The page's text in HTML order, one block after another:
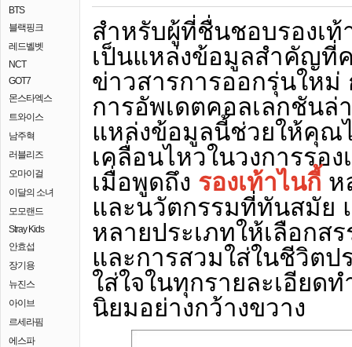
BTS
블랙핑크
레드벨벳
NCT
GOT7
몬스타엑스
트와이스
남주혁
러블리즈
오마이걸
이달의 소녀
모모랜드
Stray Kids
안효섭
장기용
뉴진스
아이브
르세라핌
에스파
สำหรับผู้ที่ชื่นชอบรองเ
เป็นแหล่งข้อมูลสำคัญที่
ข่าวสารการออกรุ่นให
การอัพเดตคอลเลกชันล่
แหล่งข้อมูลนี้ช่วยให้คุณ
เคลื่อนไหวในวงการรอง
เมื่อพูดถึง รองเท้าไนกี้ ห
และนวัตกรรมที่ทันสมัย
หลายประเภทให้เลือกส
และการสวมใส่ในชีวิต
ใส่ใจในทุกรายละเอียด
นิยมอย่างกว้างขวาง